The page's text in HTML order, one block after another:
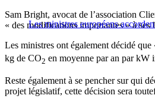
Les ministres européens
Sam Bright, avocat de l’association
« des modifications importantes » à
Les ministres ont également décidé
kg de CO2 en moyenne par an par kW
Reste également à se pencher sur qui
projet législatif, cette décision sera